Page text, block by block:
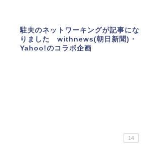
駐夫のネットワーキングが記事にな
りました withnews(朝日新聞)・
Yahoo!のコラボ企画
14